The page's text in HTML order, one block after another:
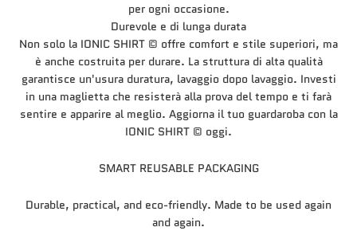
per ogni occasione.
Durevole e di lunga durata
Non solo la IONIC SHIRT © offre comfort e stile superiori, ma
è anche costruita per durare. La struttura di alta qualità
garantisce un'usura duratura, lavaggio dopo lavaggio. Investi
in una maglietta che resisterà alla prova del tempo e ti farà
sentire e apparire al meglio. Aggiorna il tuo guardaroba con la
IONIC SHIRT © oggi.
SMART REUSABLE PACKAGING
Durable, practical, and eco-friendly. Made to be used again
and again.